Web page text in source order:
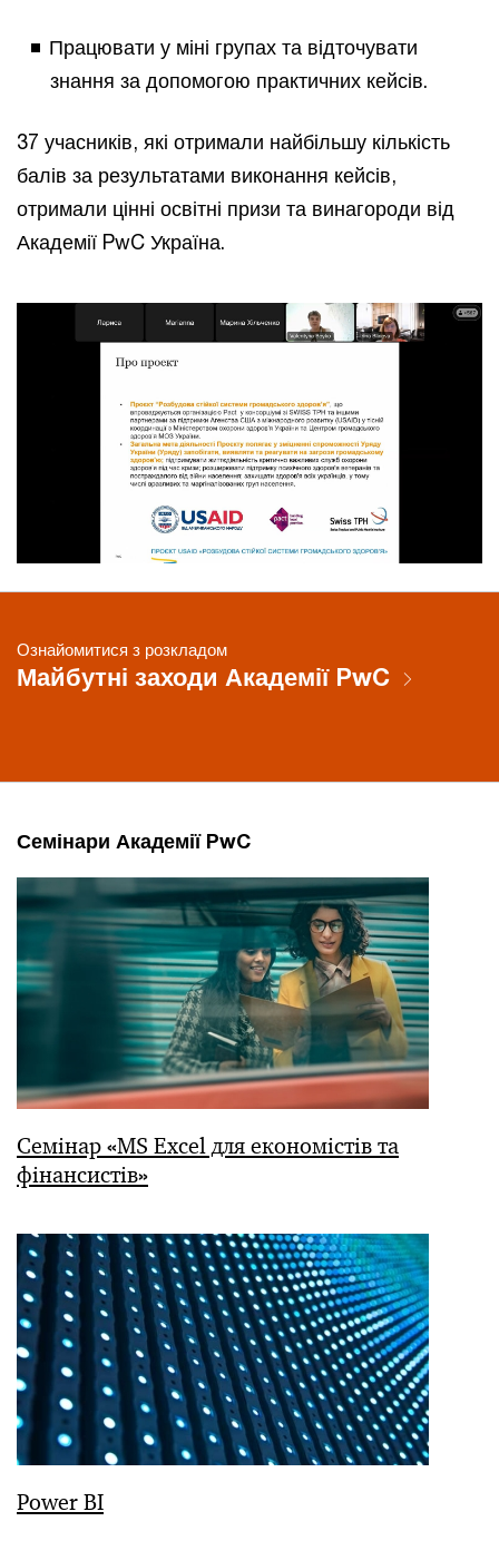
Працювати у міні групах та відточувати
знання за допомогою практичних кейсів.
37 учасників, які отримали найбільшу кількість
балів за результатами виконання кейсів,
отримали цінні освітні призи та винагороди від
Академії PwC Україна.
Ознайомитися з розкладом
Майбутні заходи Академії PwC
Семінари Академії PwC
Семінар «MS Excel для економістів та
фінансистів»
Power BI